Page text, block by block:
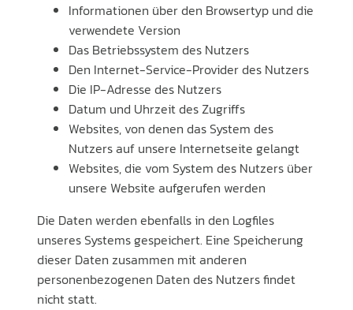
Informationen über den Browsertyp und die
verwendete Version
Das Betriebssystem des Nutzers
Den Internet-Service-Provider des Nutzers
Die IP-Adresse des Nutzers
Datum und Uhrzeit des Zugriffs
Websites, von denen das System des
Nutzers auf unsere Internetseite gelangt
Websites, die vom System des Nutzers über
unsere Website aufgerufen werden
Die Daten werden ebenfalls in den Logfiles
unseres Systems gespeichert. Eine Speicherung
dieser Daten zusammen mit anderen
personenbezogenen Daten des Nutzers findet
nicht statt.